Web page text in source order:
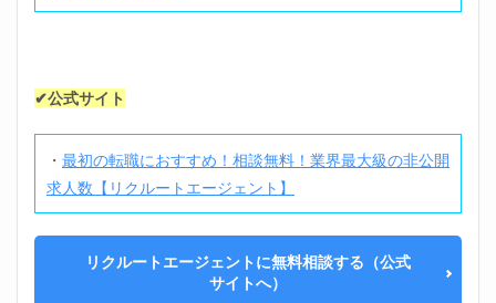
✔公式サイト
・ 最初の転職におすすめ！相談無料！業界最大級の非公開
求人数【リクルートエージェント】
リクルートエージェントに無料相談する（公式
サイトへ）